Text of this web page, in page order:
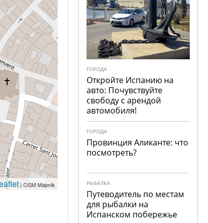
| OSM Mapnik
ГОРОДА
Откройте Испанию на
авто: Почувствуйте
свободу с арендой
автомобиля!
ГОРОДА
Провинция Аликанте: что
посмотреть?
РЫБАЛКА
Путеводитель по местам
для рыбалки на
Испанском побережье